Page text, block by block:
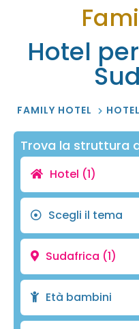
Hotel
FAMILY HOTEL HOTEL
Trova la struttura
Hotel (1)
Scegli il tema
Sudafrica (1)
Età bambini